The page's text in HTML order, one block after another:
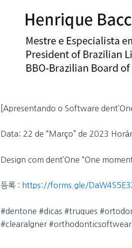
[Apresentando o Software
Data: 22 de “Março” de 2023
Design com dent’One “One
등록 : https://forms.gle/
#dentone #dicas #truques
#clearalgner #orthodonticsoftwear